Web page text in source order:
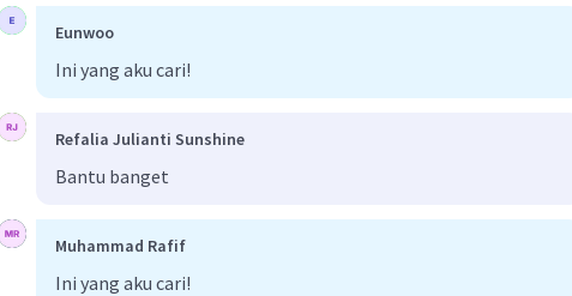
Eunwoo
Ini yang aku cari!
Refalia Julianti Sunshine
Bantu banget
Muhammad Rafif
Ini yang aku cari!